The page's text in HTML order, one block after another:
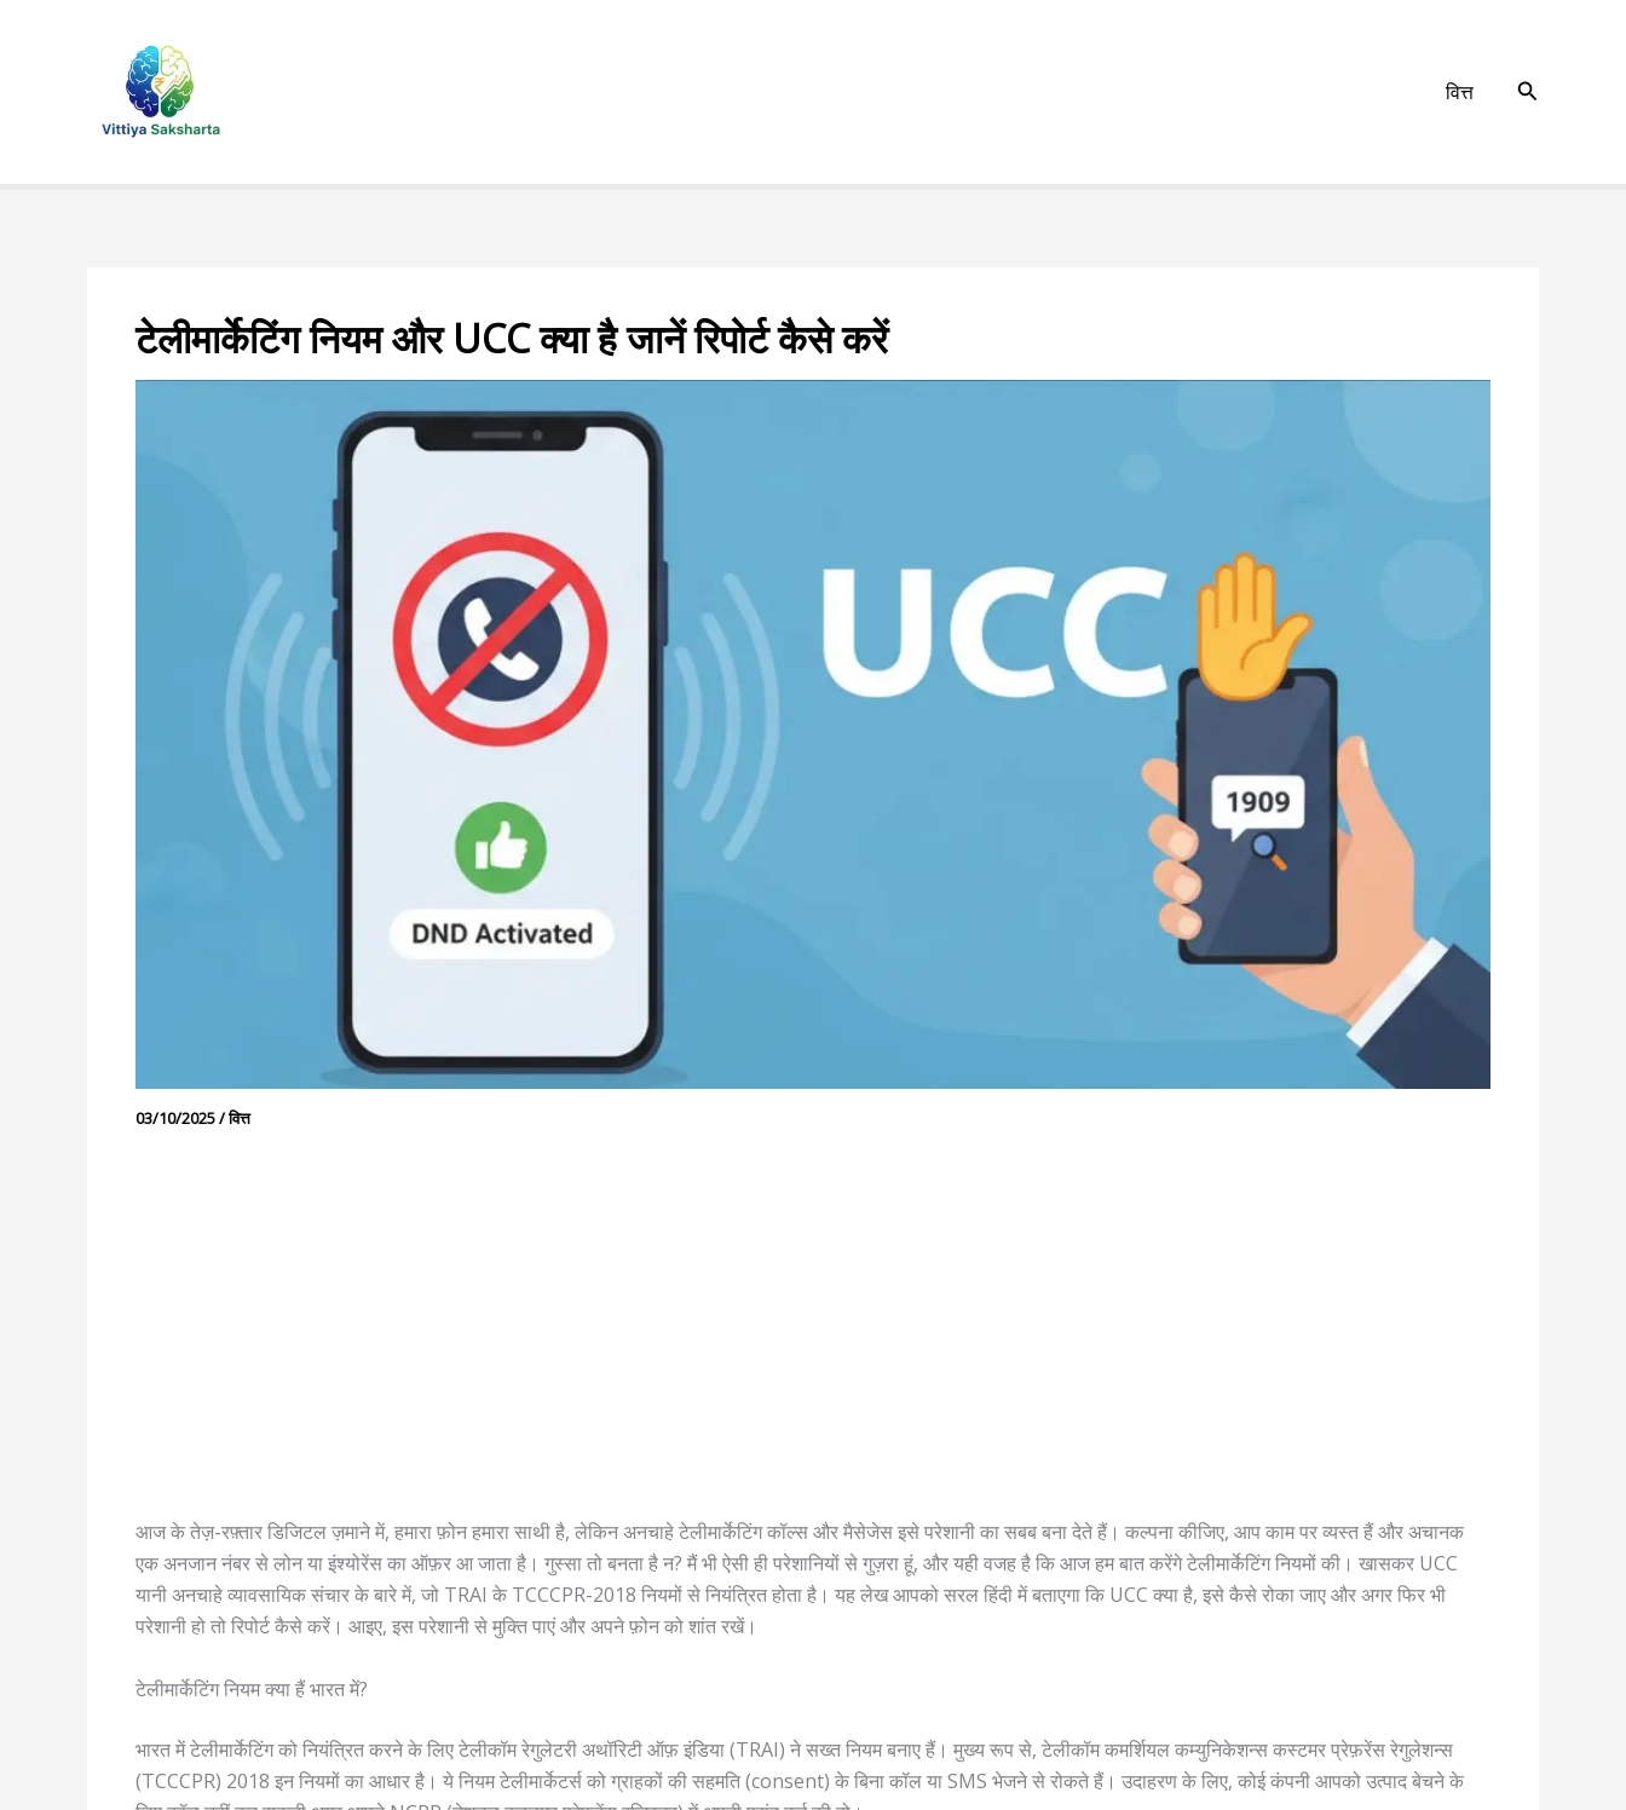
वित्त Search
टेलीमार्केटिंग नियम और UCC क्या है जानें रिपोर्ट कैसे करें
03/10/2025/वित्त
आज के तेज़-रफ़्तार डिजिटल ज़माने में, हमारा फ़ोन हमारा साथी है, लेकिन अनचाहे टेलीमार्केटिंग कॉल्स और मैसेजेस इसे परेशानी का सबब बना देते हैं। कल्पना कीजिए, आप काम पर व्यस्त हैं और अचानक
एक अनजान नंबर से लोन या इंश्योरेंस का ऑफ़र आ जाता है। गुस्सा तो बनता है न? मैं भी ऐसी ही परेशानियों से गुज़रा हूं, और यही वजह है कि आज हम बात करेंगे टेलीमार्केटिंग नियमों की। खासकर UCC
यानी अनचाहे व्यावसायिक संचार के बारे में, जो TRAI के TCCCPR-2018 नियमों से नियंत्रित होता है। यह लेख आपको सरल हिंदी में बताएगा कि UCC क्या है, इसे कैसे रोका जाए और अगर फिर भी
परेशानी हो तो रिपोर्ट कैसे करें। आइए, इस परेशानी से मुक्ति पाएं और अपने फ़ोन को शांत रखें।
टेलीमार्केटिंग नियम क्या हैं भारत में?
भारत में टेलीमार्केटिंग को नियंत्रित करने के लिए टेलीकॉम रेगुलेटरी अथॉरिटी ऑफ़ इंडिया (TRAI) ने सख्त नियम बनाए हैं। मुख्य रूप से, टेलीकॉम कमर्शियल कम्युनिकेशन्स कस्टमर प्रेफ़रेंस रेगुलेशन्स
(TCCCPR) 2018 इन नियमों का आधार है। ये नियम टेलीमार्केटर्स को ग्राहकों की सहमति (consent) के बिना कॉल या SMS भेजने से रोकते हैं। उदाहरण के लिए, कोई कंपनी आपको उत्पाद बेचने के